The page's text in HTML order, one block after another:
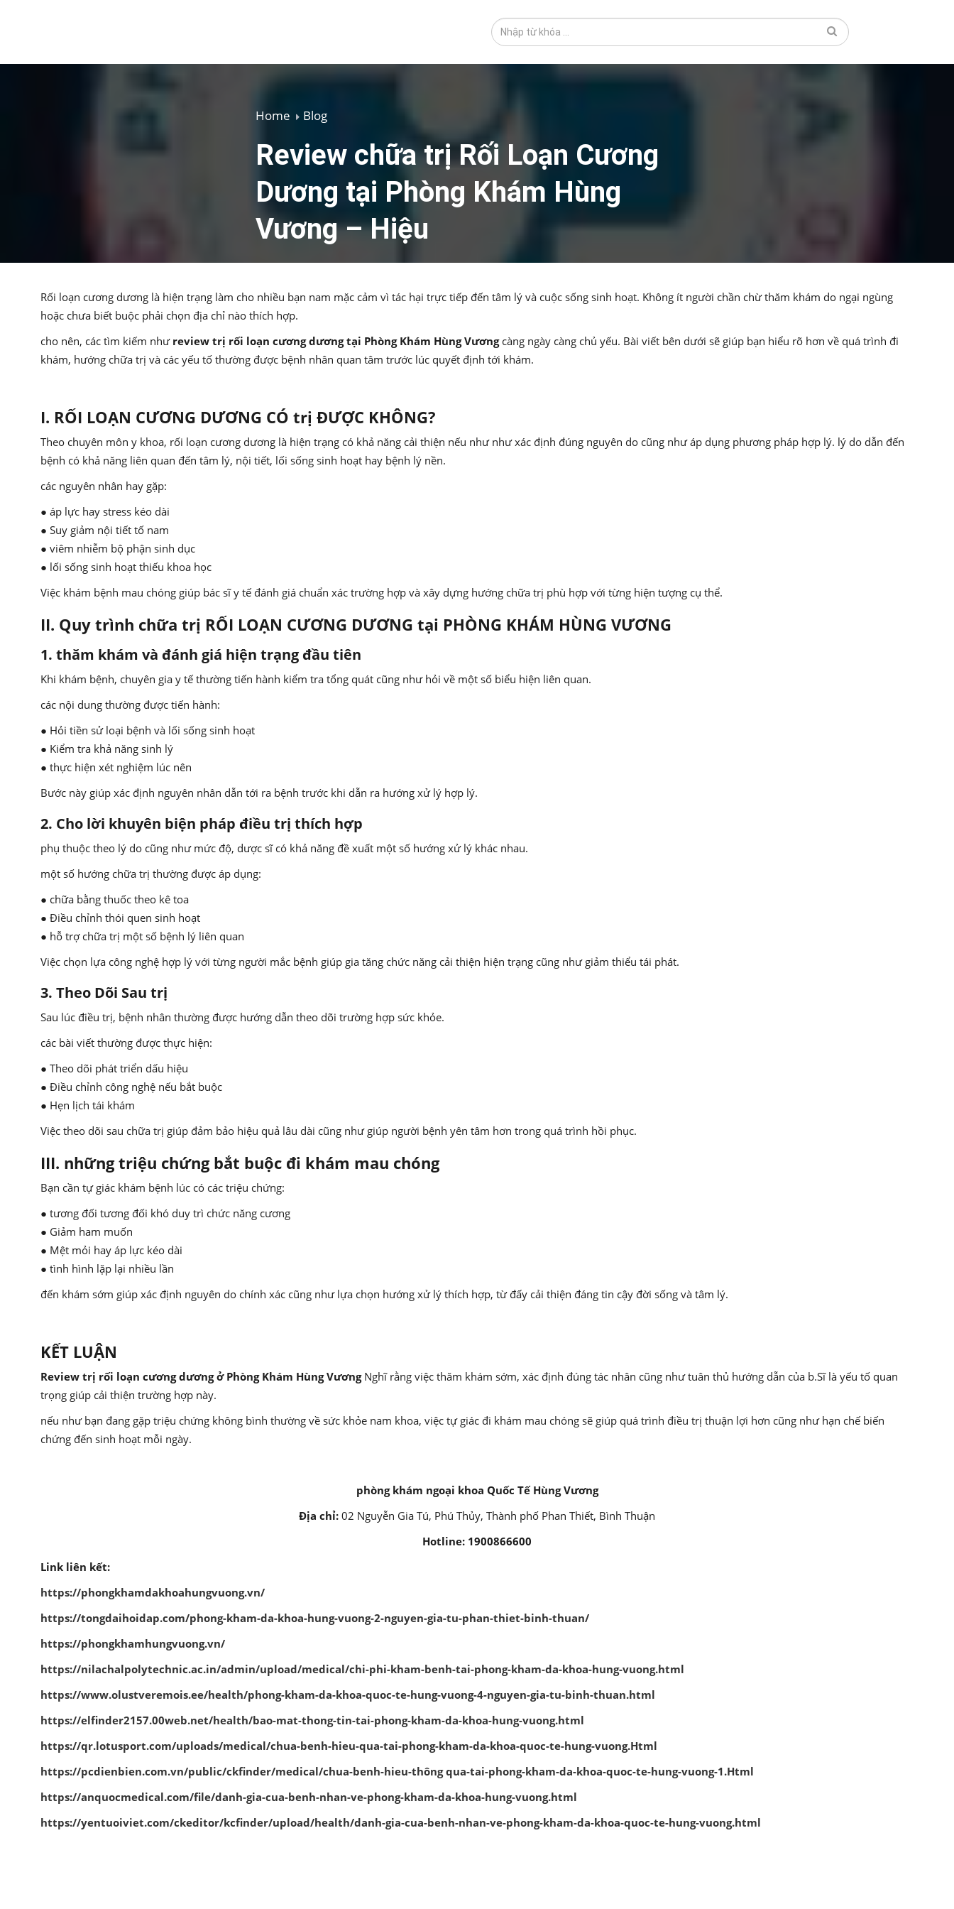
Home Blog
Review chữa trị Rối Loạn Cương
Dương tại Phòng Khám Hùng
Vương – Hiệu
Rối loạn cương dương là hiện trạng làm cho nhiều bạn nam mặc cảm vì tác hại trực tiếp đến tâm lý và cuộc sống sinh hoạt. Không ít người chần chừ thăm khám do ngại ngùng
hoặc chưa biết buộc phải chọn địa chỉ nào thích hợp.
cho nên, các tìm kiếm như review trị rối loạn cương dương tại Phòng Khám Hùng Vươngcàng ngày càng chủ yếu. Bài viết bên dưới sẽ giúp bạn hiểu rõ hơn về quá trình đi
khám, hướng chữa trị và các yếu tố thường được bệnh nhân quan tâm trước lúc quyết định tới khám.
I. RỐI LOẠN CƯƠNG DƯƠNG CÓ trị ĐƯỢC KHÔNG?
Theo chuyên môn y khoa, rối loạn cương dương là hiện trạng có khả năng cải thiện nếu như như xác định đúng nguyên do cũng như áp dụng phương pháp hợp lý. lý do dẫn đến
bệnh có khả năng liên quan đến tâm lý, nội tiết, lối sống sinh hoạt hay bệnh lý nền.
các nguyên nhân hay gặp:
● áp lực hay stress kéo dài
● Suy giảm nội tiết tố nam
● viêm nhiễm bộ phận sinh dục
● lối sống sinh hoạt thiếu khoa học
Việc khám bệnh mau chóng giúp bác sĩ y tế đánh giá chuẩn xác trường hợp và xây dựng hướng chữa trị phù hợp với từng hiện tượng cụ thể.
II. Quy trình chữa trị RỐI LOẠN CƯƠNG DƯƠNG tại PHÒNG KHÁM HÙNG VƯƠNG
1. thăm khám và đánh giá hiện trạng đầu tiên
Khi khám bệnh, chuyên gia y tế thường tiến hành kiểm tra tổng quát cũng như hỏi về một số biểu hiện liên quan.
các nội dung thường được tiến hành:
● Hỏi tiền sử loại bệnh và lối sống sinh hoạt
● Kiểm tra khả năng sinh lý
● thực hiện xét nghiệm lúc nên
Bước này giúp xác định nguyên nhân dẫn tới ra bệnh trước khi dẫn ra hướng xử lý hợp lý.
2. Cho lời khuyên biện pháp điều trị thích hợp
phụ thuộc theo lý do cũng như mức độ, dược sĩ có khả năng đề xuất một số hướng xử lý khác nhau.
một số hướng chữa trị thường được áp dụng:
● chữa bằng thuốc theo kê toa
● Điều chỉnh thói quen sinh hoạt
● hỗ trợ chữa trị một số bệnh lý liên quan
Việc chọn lựa công nghệ hợp lý với từng người mắc bệnh giúp gia tăng chức năng cải thiện hiện trạng cũng như giảm thiểu tái phát.
3. Theo Dõi Sau trị
Sau lúc điều trị, bệnh nhân thường được hướng dẫn theo dõi trường hợp sức khỏe.
các bài viết thường được thực hiện:
● Theo dõi phát triển dấu hiệu
● Điều chỉnh công nghệ nếu bắt buộc
● Hẹn lịch tái khám
Việc theo dõi sau chữa trị giúp đảm bảo hiệu quả lâu dài cũng như giúp người bệnh yên tâm hơn trong quá trình hồi phục.
III. những triệu chứng bắt buộc đi khám mau chóng
Bạn cần tự giác khám bệnh lúc có các triệu chứng:
● tương đối tương đối khó duy trì chức năng cương
● Giảm ham muốn
● Mệt mỏi hay áp lực kéo dài
● tình hình lặp lại nhiều lần
đến khám sớm giúp xác định nguyên do chính xác cũng như lựa chọn hướng xử lý thích hợp, từ đấy cải thiện đáng tin cậy đời sống và tâm lý.
KẾT LUẬN
Review trị rối loạn cương dương ở Phòng Khám Hùng VươngNghĩ rằng việc thăm khám sớm, xác định đúng tác nhân cũng như tuân thủ hướng dẫn của b.Sĩ là yếu tố quan
trọng giúp cải thiện trường hợp này.
nếu như bạn đang gặp triệu chứng không bình thường về sức khỏe nam khoa, việc tự giác đi khám mau chóng sẽ giúp quá trình điều trị thuận lợi hơn cũng như hạn chế biến
chứng đến sinh hoạt mỗi ngày.
phòng khám ngoại khoa Quốc Tế Hùng Vương
Địa chỉ: 02 Nguyễn Gia Tú, Phú Thủy, Thành phố Phan Thiết, Bình Thuận
Hotline: 1900866600
Link liên kết:
https://phongkhamdakhoahungvuong.vn/
https://tongdaihoidap.com/phong-kham-da-khoa-hung-vuong-2-nguyen-gia-tu-phan-thiet-binh-thuan/
https://phongkhamhungvuong.vn/
https://nilachalpolytechnic.ac.in/admin/upload/medical/chi-phi-kham-benh-tai-phong-kham-da-khoa-hung-vuong.html
https://www.olustveremois.ee/health/phong-kham-da-khoa-quoc-te-hung-vuong-4-nguyen-gia-tu-binh-thuan.html
https://elfinder2157.00web.net/health/bao-mat-thong-tin-tai-phong-kham-da-khoa-hung-vuong.html
https://qr.lotusport.com/uploads/medical/chua-benh-hieu-qua-tai-phong-kham-da-khoa-quoc-te-hung-vuong.Html
https://pcdienbien.com.vn/public/ckfinder/medical/chua-benh-hieu-thông qua-tai-phong-kham-da-khoa-quoc-te-hung-vuong-1.Html
https://anquocmedical.com/file/danh-gia-cua-benh-nhan-ve-phong-kham-da-khoa-hung-vuong.html
https://yentuoiviet.com/ckeditor/kcfinder/upload/health/danh-gia-cua-benh-nhan-ve-phong-kham-da-khoa-quoc-te-hung-vuong.html